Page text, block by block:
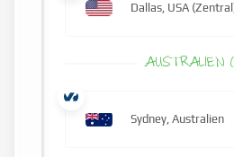
Dallas, USA
AUSTRALIEN
Sydney, Australien